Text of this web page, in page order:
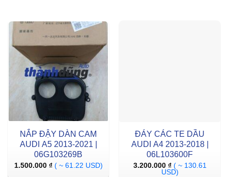
NẮP ĐẬY DÀN CAM
AUDI A5 2013-2021 |
06G103269B
1.500.000 ₫ ( ~ 61.22 USD)
ĐÁY CÁC TE DẦU
AUDI A4 2013-2018 |
06L103600F
3.200.000 ₫ ( ~ 130.61
USD)